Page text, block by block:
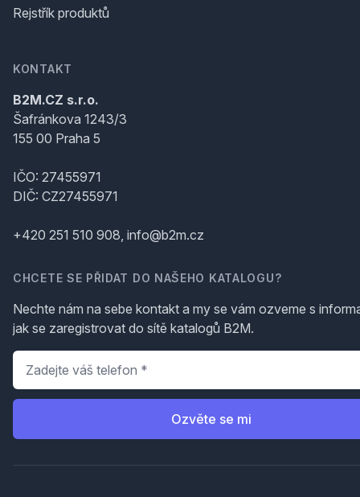
Rejstřík produktů
KONTAKT
B2M.CZ s.r.o.
Šafránkova 1243/3
155 00 Praha 5
IČO: 27455971
DIČ: CZ27455971
+420 251 510 908, info@b2m.cz
CHCETE SE PŘIDAT DO NAŠEHO KATALOGU?
Nechte nám na sebe kontakt a my se vám ozveme s
jak se zaregistrovat do sítě katalogů B2M.
Telefon
Ozvěte se mi